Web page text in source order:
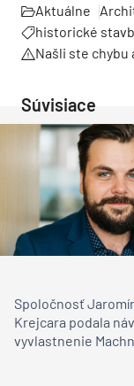
Aktuálne
historické
Našli ste
Súvisiace
Spoločnosť
Krejcara podala
vyvlastnenie